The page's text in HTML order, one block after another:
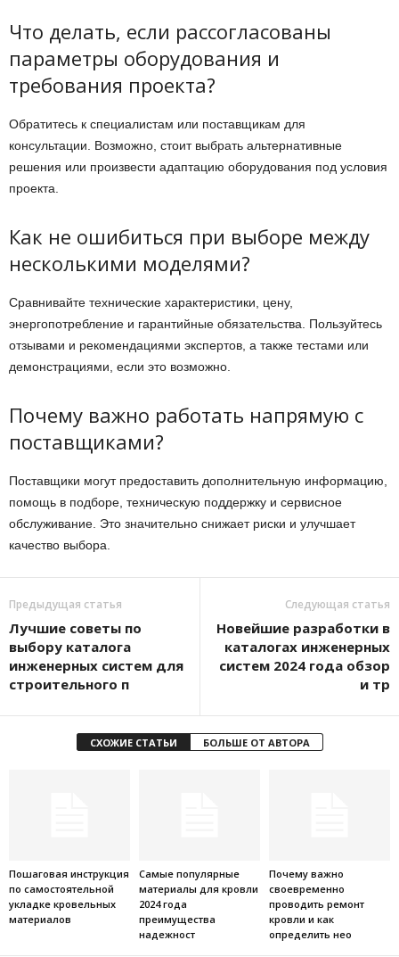
Что делать, если рассогласованы
параметры оборудования и
требования проекта?
Обратитесь к специалистам или поставщикам для
консультации. Возможно, стоит выбрать альтернативные
решения или произвести адаптацию оборудования под условия
проекта.
Как не ошибиться при выборе между
несколькими моделями?
Сравнивайте технические характеристики, цену,
энергопотребление и гарантийные обязательства. Пользуйтесь
отзывами и рекомендациями экспертов, а также тестами или
демонстрациями, если это возможно.
Почему важно работать напрямую с
поставщиками?
Поставщики могут предоставить дополнительную информацию,
помощь в подборе, техническую поддержку и сервисное
обслуживание. Это значительно снижает риски и улучшает
качество выбора.
Предыдущая статья
Лучшие советы по
выбору каталога
инженерных систем для
строительного п
Следующая статья
Новейшие разработки в
каталогах инженерных
систем 2024 года обзор
и тр
СХОЖИЕ СТАТЬИ БОЛЬШЕ ОТ АВТОРА
Пошаговая инструкция
по самостоятельной
укладке кровельных
материалов
Самые популярные
материалы для кровли
2024 года
преимущества
надежност
Почему важно
своевременно
проводить ремонт
кровли и как
определить нео